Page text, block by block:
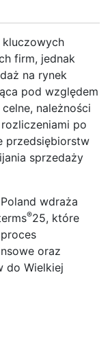
kluczowych
firm, jednak
na rynek
pod względem
należności
po
przedsiębiorstw
sprzedaży
wdraża
®25, które
oraz
do Wielkiej